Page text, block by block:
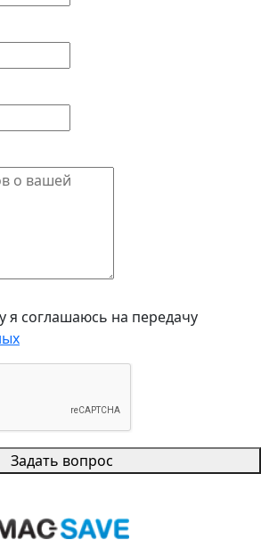
я соглашаюсь на передачу
Задать вопрос